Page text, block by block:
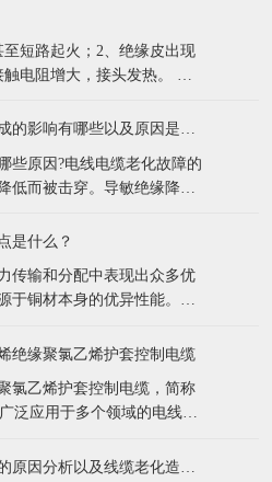
托十年行业积淀，搭建一站
低烟
短路起火；2、绝缘皮出现
电阻增大，接头发热。 列
，由于电流的热效应，负载
涡流损耗、绝缘介质损耗也
而使电
电线电缆老化的造成的影响有哪些以及原因是什么？
些原因?电线电缆老化故障的
低而被击穿。导敏绝缘降低
相当多的电缆故障都是由于
如：电缆敷设
是什么？
传输和分配中表现出众多优
于铜材本身的优异性能。以
意味着在相同条件下，铜芯
绝缘聚氯乙烯护套控制电缆
氯乙烯护套控制电缆，简称
泛应用于多个领域的电线电
芯线作为导体，外覆聚氯乙